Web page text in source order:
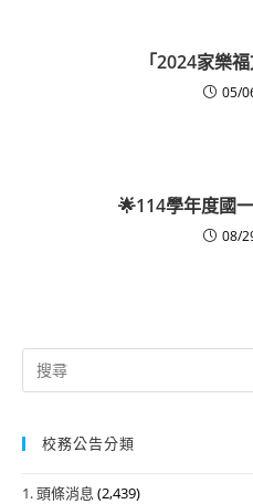
「2024家樂
05/
🌟114學年度國
08/
Search
for:
校務公告分類
1. 頭條消息 (2,439)